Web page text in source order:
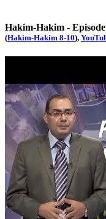
Hakim-Hakim - Episode
(Hakim-Hakim 8-10),